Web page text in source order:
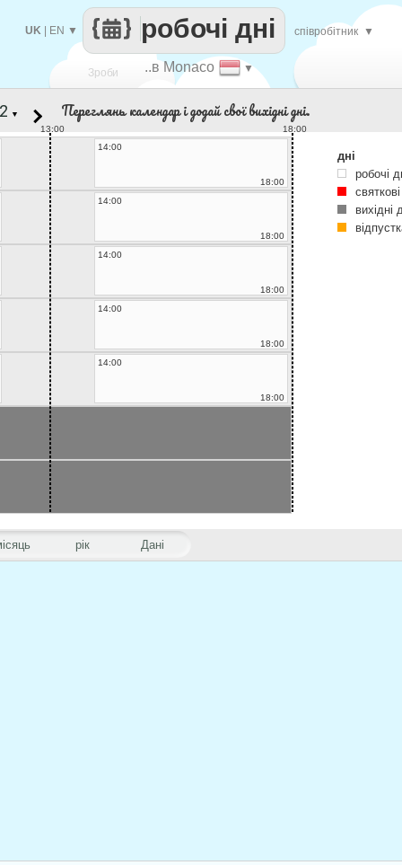
Зроби ..в Monaco ▼
робочі дні
UK EN ▼ співробітник ▼
рік Дані
▼ Переглянь календар і додай свої вихідні дні.
13:00
18:00
14:00
18:00
14:00
18:00
14:00
18:00
14:00
18:00
14:00
18:00
дні
робочі
вихідні